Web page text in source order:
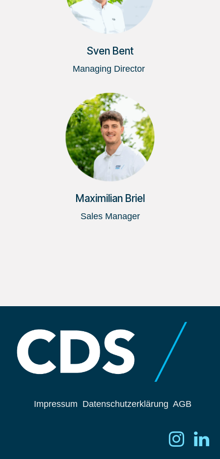
Sven Bent
Managing Director
Maximilian Briel
Sales Manager
Impressum Datenschutzerklärung AGB